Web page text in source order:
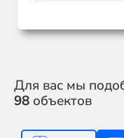
Для вас мы
98 объектов